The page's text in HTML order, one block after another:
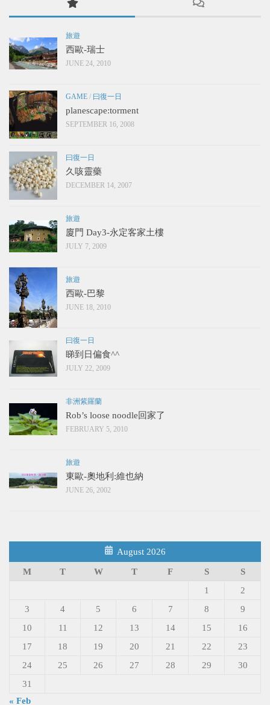
旅遊
西歐-瑞士
JUNE 24, 2010
GAME / 曰復一日
planescape:torment
SEPTEMBER 16, 2008
曰復一日
久咳靈藥
DECEMBER 14, 2007
旅遊
廈門 Day3-永定客家土樓
JULY 7, 2009
旅遊
西歐-巴黎
JUNE 18, 2010
曰復一日
睇到日偏食^^
JULY 22, 2009
非洲紫羅蘭
Rob’s loose noodle回家了
FEBRUARY 5, 2010
旅遊
東歐-奧地利:維也納
JUNE 26, 2002
August 2026
M T W T F S
S
1
2
3
4 5 6 7 8
9
10
11 12 13 14 15
16
17
18 19 20 21 22
23
24
25 26 27 28 29
30
31
« Feb